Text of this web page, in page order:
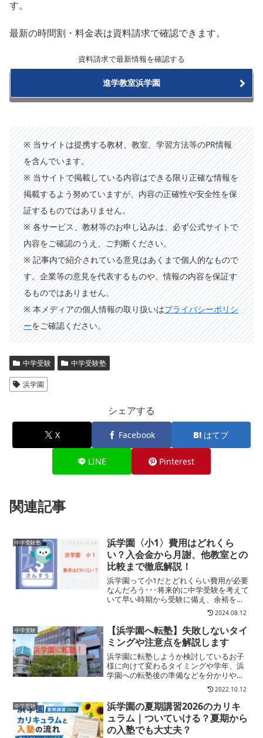
す。
最新の時間割・料金表は資料請求で確認できます。
資料請求で最新情報を確認する
進学教室浜学園
※ 当サイトは提携する教材、教室、学習方法等のPR情報
を含んでいます。
※ 当サイトで掲載している内容はできる限り正確な情報を
掲載するよう努めていますが、内容の正確性や安全性を保
証するものではありません。
※ 各サービス、教材等のお申し込みは、必ず公式サイトで
内容をご確認のうえ、ご判断ください。
※ 記事内で紹介されている意見はあくまで個人的なもので
す。企業等の意見を代表するものや、情報の内容を保証す
るものではありません。
※ 本メディアの個人情報の取り扱いはプライバシーポリシ
ーをご確認ください。
中学受験 中学受験塾
浜学園
シェアする
X Facebook はてブ
LINE Pinterest
関連記事
中学受験塾
浜学園〈小1〉費用はどれくら
い？入会金から月謝、他教室との
比較まで徹底解説！
浜学園って小1だとどれくらい費用が必要
なんだろう･･･将来的に中学受験を考えて
いて早い時期から受験に備え、余裕をも
って志望校受験に臨みたいと考えるな
ら、1年生に上がった時点から塾を検討す
ることも珍しくありませんよね？ここで
は、中学受験塾最大...
2024.08.12
中学受験
【浜学園へ転塾】失敗しないタイ
ミングや注意点を解説します
浜学園に転塾しようか検討しているお子
様に向けて変わるタイミングや学年、浜
学園への転塾後の準備などを分かりやす
2022.10.12
中学受験
浜学園の夏期講習2026のカリキ
ュラム｜ついていける？夏期から
の入塾でも大丈夫？